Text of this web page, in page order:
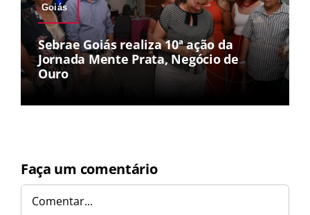
Goiás
Sebrae Goiás realiza 10ª ação da
Jornada Mente Prata, Negócio de
Ouro
Faça um comentário
Comentar